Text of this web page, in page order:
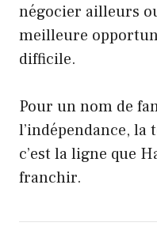
négocier ailleurs
meilleure
difficile.
Pour un nom de
l’indépendance,
c’est la ligne que
franchir.